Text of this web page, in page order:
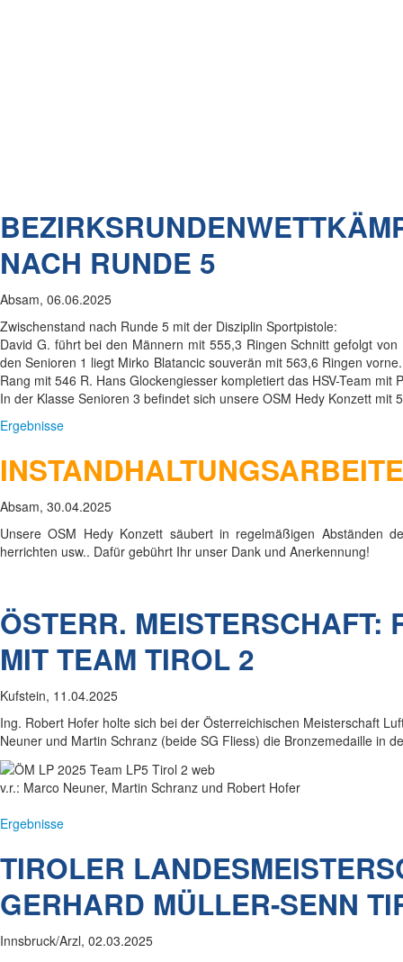
NACH RUNDE 5
Absam, 06.06.2025
Zwischenstand nach Runde 5 mit der Disziplin Sportpistole:
David G. führt bei den Männern mit 555,3 Ringen Schnitt gefolgt
den Senioren 1 liegt Mirko Blatancic souverän mit 563,6 Ringen
Rang mit 546 R. Hans Glockengiesser kompletiert das HSV-Team mit
In der Klasse Senioren 3 befindet sich unsere OSM Hedy Konzett mit
Ergebnisse
Absam, 30.04.2025
Unsere OSM Hedy Konzett säubert in regelmäßigen Abständen
herrichten usw.. Dafür gebührt Ihr unser Dank und Anerkennung!
ÖSTERR. MEISTERSCHAFT:
MIT TEAM TIROL 2
Kufstein, 11.04.2025
Ing. Robert Hofer holte sich bei der Österreichischen Meisterschaft
Neuner und Martin Schranz (beide SG Fliess) die Bronzemedaille in
v.r.: Marco Neuner, Martin Schranz und Robert Hofer
Ergebnisse
TIROLER
GERHARD MÜLLER-SENN
Innsbruck/Arzl, 02.03.2025